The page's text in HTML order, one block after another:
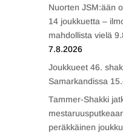
Nuorten JSM:ään
14 joukkuetta –
mahdollista vielä
7.8.2026
Joukkueet 46.
Samarkandissa
Tammer-Shakki
peräkkäinen